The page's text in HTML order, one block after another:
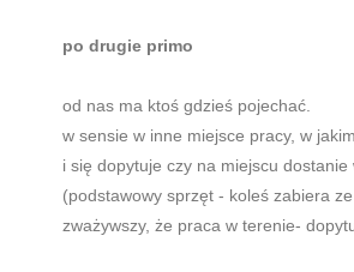
po drugie primo
od nas ma ktoś gdzieś pojechać.
w sensie w inne miejsce pracy, w
i się dopytuje czy na miejscu dostanie
(podstawowy sprzęt - koleś zabiera
zważywszy, że praca w terenie-